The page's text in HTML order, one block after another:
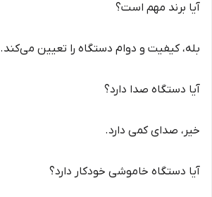
آیا برند مهم است؟
بله، کیفیت و دوام دستگاه را تعیین می‌کند.
آیا دستگاه صدا دارد؟
خیر، صدای کمی دارد.
آیا دستگاه خاموشی خودکار دارد؟